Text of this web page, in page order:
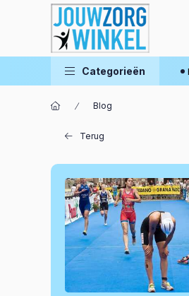
Categorieën
Blog
Terug